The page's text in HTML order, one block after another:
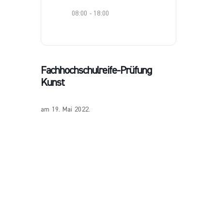
08:00 - 18:00
Fachhochschulreife-Prüfung
Kunst
am 19. Mai 2022.